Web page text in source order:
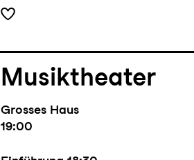
Musiktheater
Grosses Haus
19:00